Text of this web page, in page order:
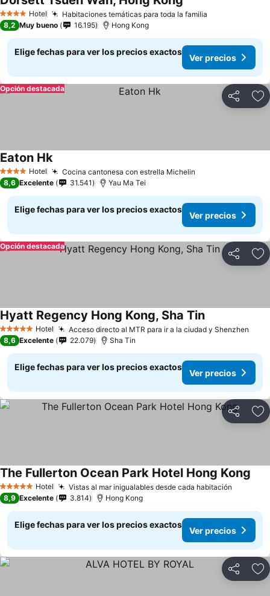
4 EstrellasHotel Habitaciones temáticas para toda la familia
8,2 Muy bueno 16.195 Hong Kong
Elige fechas para ver los precios exactos
Ver precios
Compartir
Opción destacada
4 EstrellasHotel Cocina cantonesa con estrella Michelin
Eaton HkVer precios
8,6 Excelente 31.541 Yau Ma Tei
Elige fechas para ver los precios exactos
Ver precios
Compartir
Opción destacada
5 Estrellas Hotel Acceso directo al MTR para ir a la ciudad y Shenzhen
Hyatt Regency Hong Kong, Sha TinVer precios
8,6 Excelente 22.079 Sha Tin
Elige fechas para ver los precios exactos
Ver precios
Compartir
5 Estrellas Hotel Vistas al mar inigualables desde cada habitación
The Fullerton Ocean Park Hotel Hong Kong
8,9 Excelente 3.814 Hong Kong
Elige fechas para ver los precios exactos
Ver precios
Compartir